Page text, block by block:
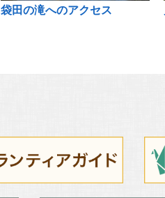
袋田の滝へのアクセス